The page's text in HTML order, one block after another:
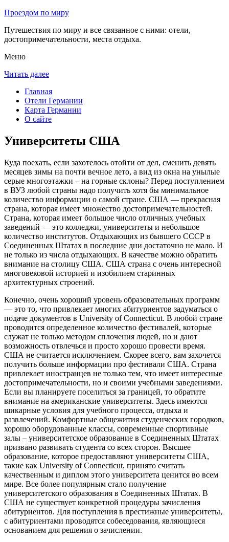
Проездом по миру
Путешествия по миру и все связанное с ними: отели,
достопримечательности, места отдыха.
Меню
Читать далее
Главная
Отели Германии
Карта Германии
О сайте
Университеты США
Куда поехать, если захотелось отойти от дел, сменить девять
месяцев зимы на почти вечное лето, а вид из окна на унылые
серые многоэтажки – на горные склоны? Перед поступлением
в ВУЗ любой страны надо получить хотя бы минимальное
количество информации о самой стране. США — прекрасная
страна, которая имеет множество достопримечательностей.
Страна, которая имеет большое число отличных учебных
заведений — это колледжи, университеты и небольшое
количество институтов. Отдыхающих из бывшего СССР в
Соединенных Штатах в последние дни достаточно не мало. И
не только из числа отдыхающих. В качестве можно обратить
внимание на столицу США. США страна с очень интересной
многовековой историей и изобилием старинных
архитектурных строений.
Конечно, очень хороший уровень образовательных программ
— это то, что привлекает многих абитуриентов задуматься о
подаче документов в University of Connecticut. В любой стране
проводится определенное количество фестивалей, которые
служат не только методом сплочения людей, но и дают
возможность отвлечься и просто хорошо провести время.
США не считается исключением. Скорее всего, вам захочется
получить больше информации про фестивали США. Страна
привлекает иностранцев не только тем, что имеет интересные
достопримечательности, но и своими учебными заведениями.
Если вы планируете поселиться за границей, то обратите
внимание на американские университеты. Здесь имеются
шикарные условия для учебного процесса, отдыха и
развлечений. Комфортные общежития студенческих городков,
хорошо оборудованные классы, современные спортивные
залы – университетское образование в Соединенных Штатах
призвано развивать студента со всех сторон. Высшее
образование, которое предоставляют университеты США,
такие как University of Connecticut, принято считать
качественным и диплом этого университета ценится во всем
мире. Все более популярным стало получение
университетского образования в Соединенных Штатах. В
США не существует конкретной процедуры зачисления
абитуриентов. Для поступления в престижные университеты,
с абитуриентами проводятся собеседования, являющиеся
основанием для решения о зачислении.